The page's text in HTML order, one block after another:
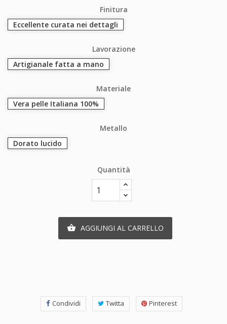
Finitura
Eccellente curata nei dettagli
Lavorazione
Artigianale fatta a mano
Materiale
Vera pelle Italiana 100%
Metallo
Dorato lucido
Quantità
 AGGIUNGI AL CARRELLO
Condividi Twitta Pinterest